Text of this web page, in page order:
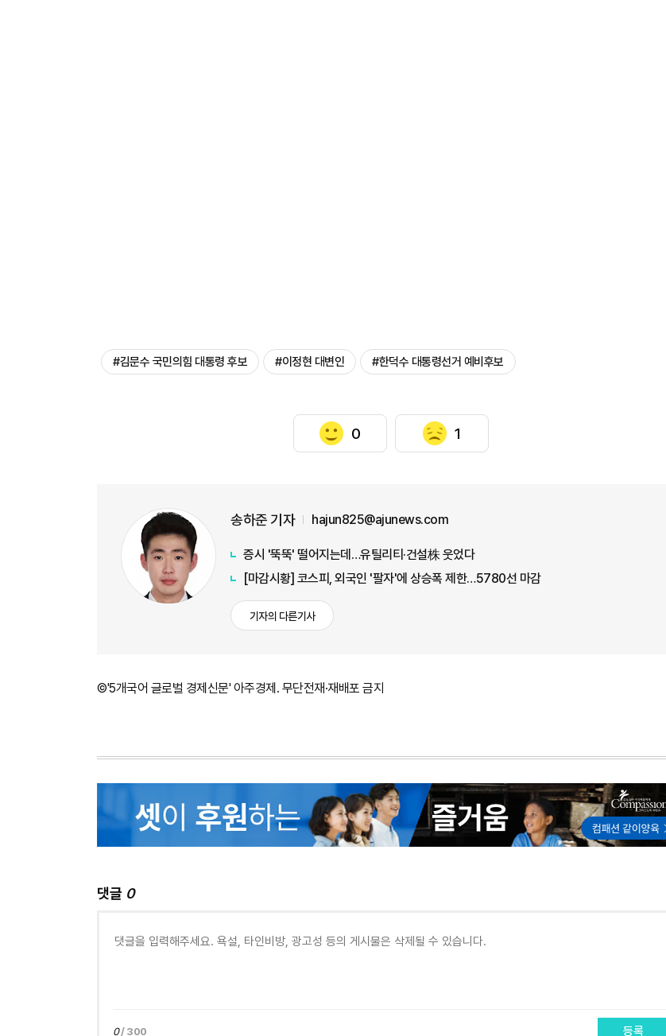
#김문수 국민의힘 대통령 후보 #이정현 대변인 #한덕수 대통령선거 예비후보
0 1
송하준 기자 hajun825@ajunews.com
증시 '뚝뚝' 떨어지는데…유틸리티·건설株 웃었다
[마감시황] 코스피, 외국인 '팔자'에 상승폭 제한…5780선 마감
기자의 다른기사
©'5개국어 글로벌 경제신문' 아주경제. 무단전재·재배포 금지
댓글 0
0/ 300 등록